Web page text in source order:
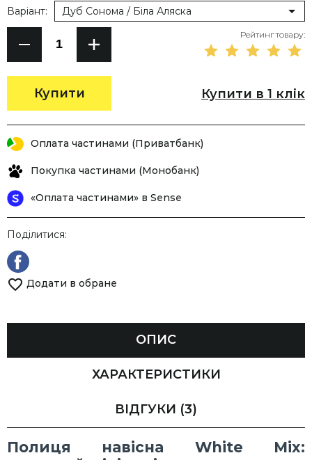
Купити
Варіант: Дуб Сонома / Біла Аляска
Рейтинг товару:
Купити в 1 клік
Оплата частинами (Приватбанк)
Покупка частинами (Монобанк)
«Оплата частинами» в Sense
Поділитися:
Додати в обране
ОПИС
ХАРАКТЕРИСТИКИ
ВІДГУКИ (3)
Полиця навісна White Mix: